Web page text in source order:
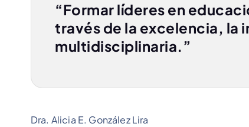
“Formar líderes en
través de la excelencia, la
multidisciplinaria.”
Dra. Alicia E. González Lira